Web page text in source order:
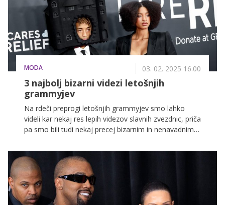
MODA 03. 02. 2025 16.00
3 najbolj bizarni videzi letošnjih
grammyjev
Na rdeči preprogi letošnjih grammyjev smo lahko
videli kar nekaj res lepih videzov slavnih zvezdnic, priča
pa smo bili tudi nekaj precej bizarnim in nenavadnim